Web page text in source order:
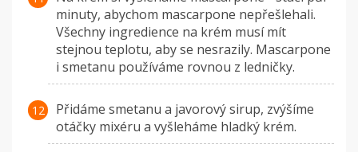
minuty, abychom mascarpone nepřešlehali.
Všechny ingredience na krém musí mít
stejnou teplotu, aby se nesrazily. Mascarpone
i smetanu používáme rovnou z ledničky.
Přidáme smetanu a javorový sirup, zvýšíme
otáčky mixéru a vyšleháme hladký krém.